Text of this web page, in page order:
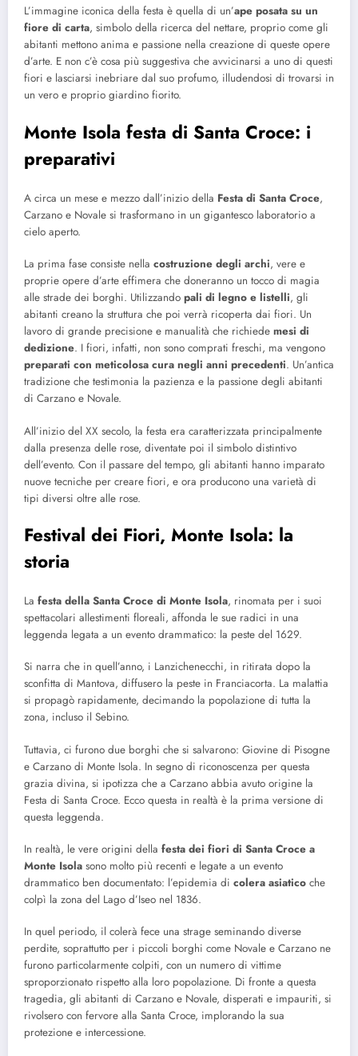
L’immagine iconica della festa è quella di un’ape posata su un
fiore di carta, simbolo della ricerca del nettare, proprio come gli
abitanti mettono anima e passione nella creazione di queste opere
d’arte. E non c’è cosa più suggestiva che avvicinarsi a uno di questi
fiori e lasciarsi inebriare dal suo profumo, illudendosi di trovarsi in
un vero e proprio giardino fiorito.
Monte Isola festa di Santa Croce: i
preparativi
A circa un mese e mezzo dall’inizio della Festa di Santa Croce,
Carzano e Novale si trasformano in un gigantesco laboratorio a
cielo aperto.
La prima fase consiste nella costruzione degli archi, vere e
proprie opere d’arte effimera che doneranno un tocco di magia
alle strade dei borghi. Utilizzando pali di legno e listelli, gli
abitanti creano la struttura che poi verrà ricoperta dai fiori. Un
lavoro di grande precisione e manualità che richiede mesi di
dedizione. I fiori, infatti, non sono comprati freschi, ma vengono
preparati con meticolosa cura negli anni precedenti. Un’antica
tradizione che testimonia la pazienza e la passione degli abitanti
di Carzano e Novale.
All’inizio del XX secolo, la festa era caratterizzata principalmente
dalla presenza delle rose, diventate poi il simbolo distintivo
dell’evento. Con il passare del tempo, gli abitanti hanno imparato
nuove tecniche per creare fiori, e ora producono una varietà di
tipi diversi oltre alle rose.
Festival dei Fiori, Monte Isola: la
storia
La festa della Santa Croce di Monte Isola, rinomata per i suoi
spettacolari allestimenti floreali, affonda le sue radici in una
leggenda legata a un evento drammatico: la peste del 1629.
Si narra che in quell’anno, i Lanzichenecchi, in ritirata dopo la
sconfitta di Mantova, diffusero la peste in Franciacorta. La malattia
si propagò rapidamente, decimando la popolazione di tutta la
zona, incluso il Sebino.
Tuttavia, ci furono due borghi che si salvarono: Giovine di Pisogne
e Carzano di Monte Isola. In segno di riconoscenza per questa
grazia divina, si ipotizza che a Carzano abbia avuto origine la
Festa di Santa Croce. Ecco questa in realtà è la prima versione di
questa leggenda.
In realtà, le vere origini della festa dei fiori di Santa Croce a
Monte Isola sono molto più recenti e legate a un evento
drammatico ben documentato: l’epidemia di colera asiatico che
colpì la zona del Lago d’Iseo nel 1836.
In quel periodo, il colerà fece una strage seminando diverse
perdite, soprattutto per i piccoli borghi come Novale e Carzano ne
furono particolarmente colpiti, con un numero di vittime
sproporzionato rispetto alla loro popolazione. Di fronte a questa
tragedia, gli abitanti di Carzano e Novale, disperati e impauriti, si
rivolsero con fervore alla Santa Croce, implorando la sua
protezione e intercessione.